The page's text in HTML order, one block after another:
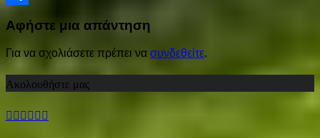
Αφήστε μια απάντηση
Για να σχολιάσετε πρέπει να συνδεθείτε.
Ακολουθήστε μας